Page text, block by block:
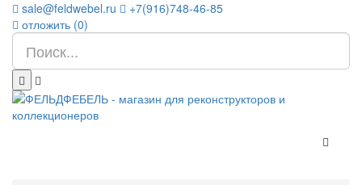
sale@feldwebel.ru
+7(916)748-46-85
отложить (0)